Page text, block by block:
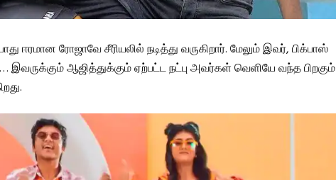
ஈரமான ரோஜாவே சீரியலில் நடித்து வருகிறார். மேலும் இவர், பிக்பாஸ்
இவருக்கும் ஆஜித்துக்கும் ஏற்பட்ட நட்பு அவர்கள் வெளியே வந்த பிறகும்